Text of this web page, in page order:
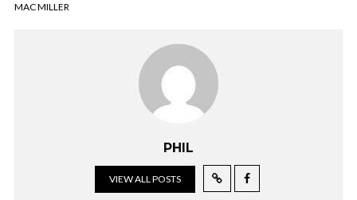
MAC MILLER
PHIL
VIEW ALL POSTS